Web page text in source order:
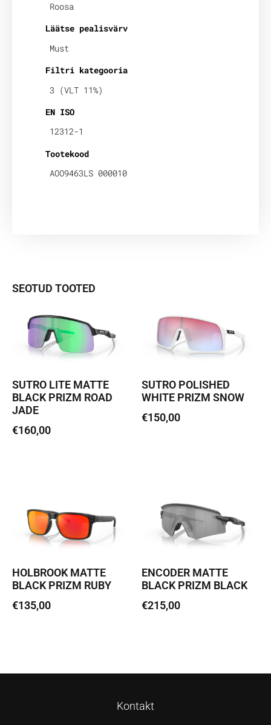
Roosa
Läätse pealisvärv
Must
Filtri kategooria
3 (VLT 11%)
EN ISO
12312-1
Tootekood
AOO9463LS 000010
SEOTUD TOOTED
SUTRO LITE MATTE
BLACK PRIZM ROAD
JADE
€160,00
SUTRO POLISHED
WHITE PRIZM SNOW
€150,00
HOLBROOK MATTE
BLACK PRIZM RUBY
€135,00
ENCODER MATTE
BLACK PRIZM BLACK
€215,00
Kontakt